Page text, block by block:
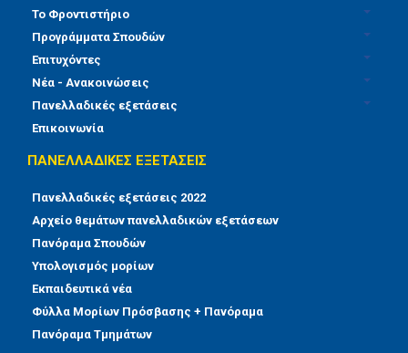
2012
2011
Βάσεις Εισαγωγής
Θέματα Εξετάσεων
Λύσεις Εξετάσεων
Υπολογισμός μορίων
Το Φροντιστήριο
Προγράμματα Σπουδών
Επιτυχόντες
Νέα - Ανακοινώσεις
Πανελλαδικές εξετάσεις
Επικοινωνία
ΠΑΝΕΛΛΑΔΙΚΕΣ ΕΞΕΤΑΣΕΙΣ
Πανελλαδικές εξετάσεις 2022
Αρχείο θεμάτων πανελλαδικών εξετάσεων
Πανόραμα Σπουδών
Υπολογισμός μορίων
Εκπαιδευτικά νέα
Φύλλα Μορίων Πρόσβασης + Πανόραμα
Πανόραμα Τμημάτων